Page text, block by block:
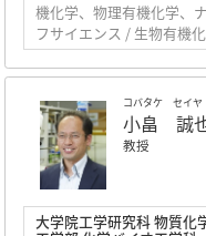
機化学、物理有機化学、
フサイエンス / 生物有機
コバタケ セイヤ
小畠 誠
教授
大学院工学研究科 物質化